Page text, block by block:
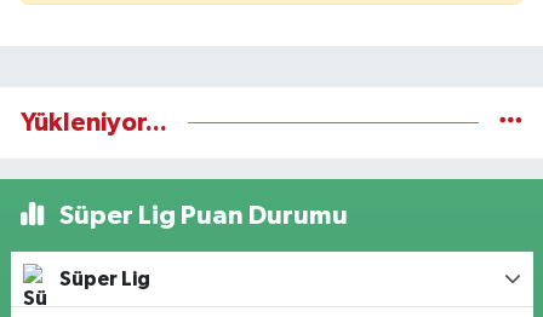
Yükleniyor...
Süper Lig Puan Durumu
Süper Lig